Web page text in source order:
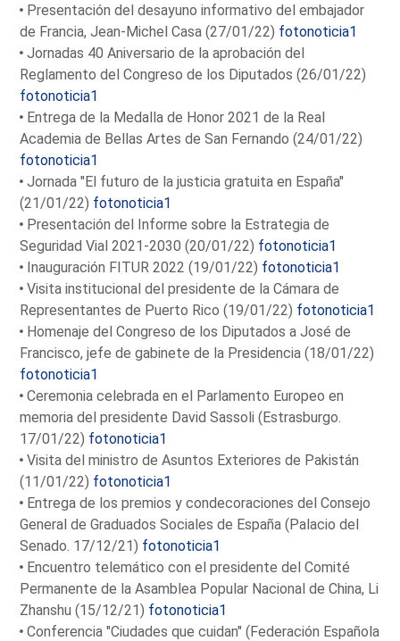
Presentación del desayuno informativo del embajador
de Francia, Jean-Michel Casa (27/01/22) fotonoticia1
Jornadas 40 Aniversario de la aprobación del
Reglamento del Congreso de los Diputados (26/01/22)
fotonoticia1
Entrega de la Medalla de Honor 2021 de la Real
Academia de Bellas Artes de San Fernando (24/01/22)
fotonoticia1
Jornada "El futuro de la justicia gratuita en España"
(21/01/22) fotonoticia1
Presentación del Informe sobre la Estrategia de
Seguridad Vial 2021-2030 (20/01/22) fotonoticia1
Inauguración FITUR 2022 (19/01/22) fotonoticia1
Visita institucional del presidente de la Cámara de
Representantes de Puerto Rico (19/01/22) fotonoticia1
Homenaje del Congreso de los Diputados a José de
Francisco, jefe de gabinete de la Presidencia (18/01/22)
fotonoticia1
Ceremonia celebrada en el Parlamento Europeo en
memoria del presidente David Sassoli (Estrasburgo.
17/01/22) fotonoticia1
Visita del ministro de Asuntos Exteriores de Pakistán
(11/01/22) fotonoticia1
Entrega de los premios y condecoraciones del Consejo
General de Graduados Sociales de España (Palacio del
Senado. 17/12/21) fotonoticia1
Encuentro telemático con el presidente del Comité
Permanente de la Asamblea Popular Nacional de China, Li
Zhanshu (15/12/21) fotonoticia1
Conferencia "Ciudades que cuidan" (Federación Española